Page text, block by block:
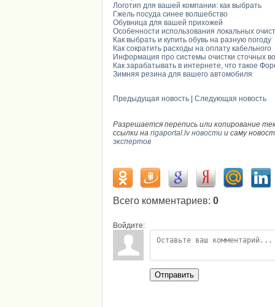
Логотип для вашей компании: как выбрать
Гжель посуда синее волшебство
Обувница для вашей прихожей
Особенности использования локальных
Как выбрать и купить обувь на разную погоду
Как сократить расходы на оплату кабельного
Информация про системы очистки сточных
Как зарабатывать в интернете, что такое
Зимняя резина для вашего автомобиля
Предыдущая новость Следующая новость
Разрешается перепись или копирование
ссылки на rigaportal.lv новости и саму
экспертов
Всего комментариев: 0
Войдите:
Отправить